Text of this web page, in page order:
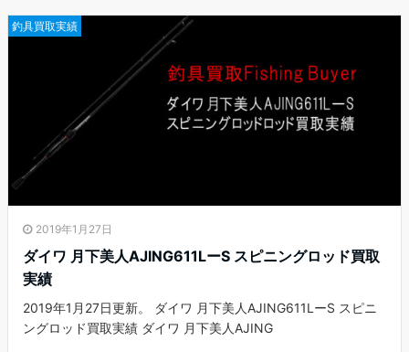
釣具買取実績
2019年1月27日
ダイワ 月下美人AJING611LーS スピニングロッド買取
実績
2019年1月27日更新。 ダイワ 月下美人AJING611LーS スピニ
ングロッド買取実績 ダイワ 月下美人AJING